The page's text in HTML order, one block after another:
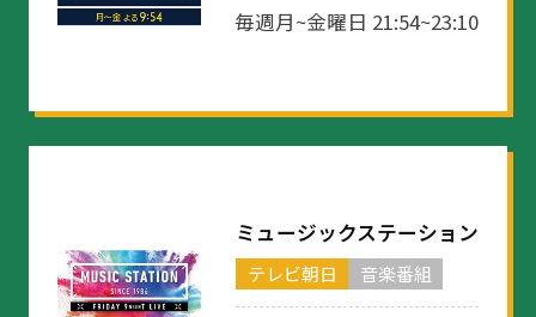
毎週月~金曜日 21:54~23:10
ミュージックステーション
テレビ朝日 音楽番組